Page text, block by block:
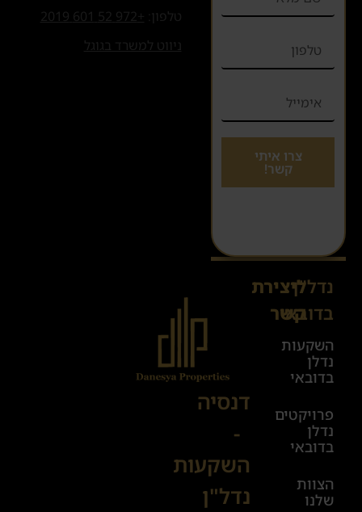
צרו איתי
קשר!
נדל"ן
בדובאי
השקעות
נדלן
בדובאי
פרויקטים
נדלן
בדובאי
הצוות
שלנו
ליצירת
קשר
א׳-ה׳
08:00-
00:00
יום ו׳
08:00-
17:00
Sales@danesya.co.il
דנסיה
-
השקעות
נדל"ן
טלפון:
+972 52 601 2019
ניווט למשרד בגוגל